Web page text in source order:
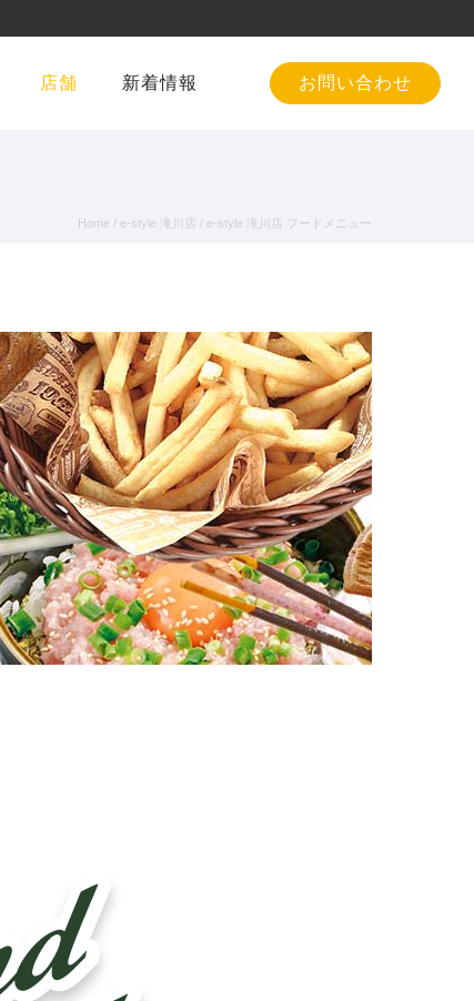
お問い合わせ
店舗 新着情報
Home / e-style 滝川店 / e-style 滝川店 フードメニュー